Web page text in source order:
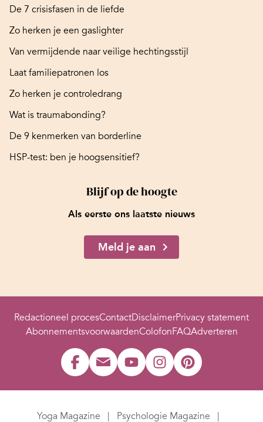
De 7 crisisfasen in de liefde
Zo herken je een gaslighter
Van vermijdende naar veilige hechtingsstijl
Laat familiepatronen los
Zo herken je controledrang
Wat is traumabonding?
De 9 kenmerken van borderline
HSP-test: ben je hoogsensitief?
Blijf op de hoogte
Als eerste ons laatste nieuws
Meld je aan
Redactioneel procesContactDisclaimerPrivacy statement
AbonnementsvoorwaardenColofonFAQAdverteren
Yoga Magazine Psychologie Magazine